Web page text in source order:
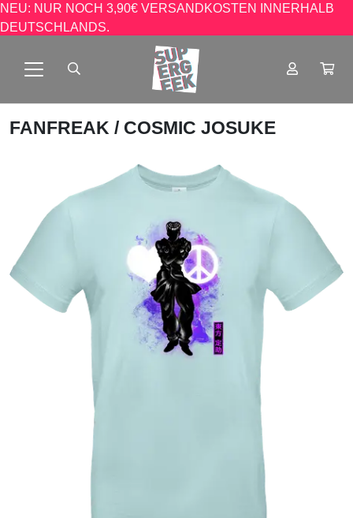
NEU: NUR NOCH 3,90€ VERSANDKOSTEN INNERHALB
DEUTSCHLANDS.
FANFREAK / COSMIC JOSUKE